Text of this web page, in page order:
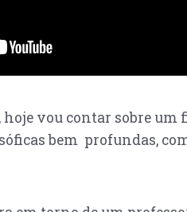
hoje vou contar sobre
bem profundas,